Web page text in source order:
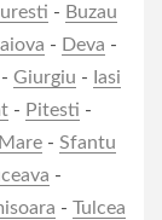
- Buzau
- Deva -
- Giurgiu - Iasi
- Pitesti -
- Sfantu
-
- Tulcea